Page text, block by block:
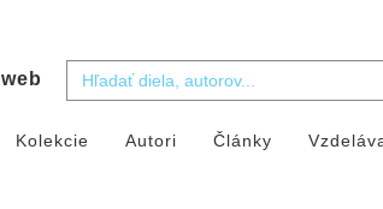
web
Kolekcie Autori Články